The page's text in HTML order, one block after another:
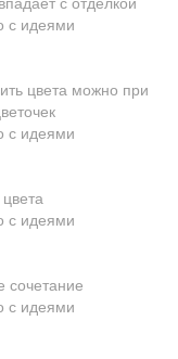
цвета можно при
сочетание